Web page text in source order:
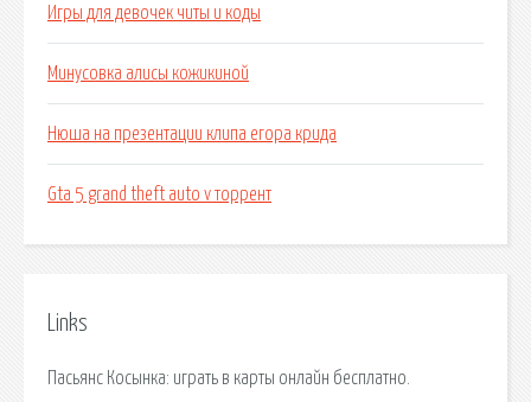
Игры для девочек читы и коды
Минусовка алисы кожикиной
Нюша на презентации клипа егора крида
Gta 5 grand theft auto v торрент
Links
Пасьянс Косынка: играть в карты онлайн бесплатно.